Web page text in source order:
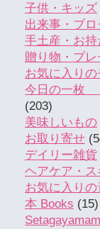
子供・キッズ
出来事・ブロ
手土産・お持
贈り物・プレ
お気に入り
今日の一枚
(203)
美味しいもの
お取り寄せ
デイリー雑貨
ヘアケア・
お気に入りの
本 Books (15)